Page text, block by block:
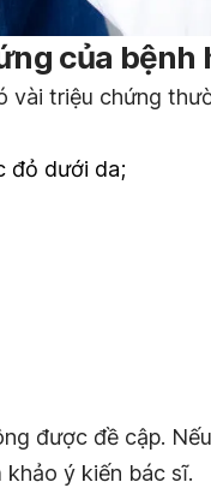
của bệnh
vài triệu chứng
đỏ dưới da;
được đề cập.
khảo ý kiến bác sĩ.